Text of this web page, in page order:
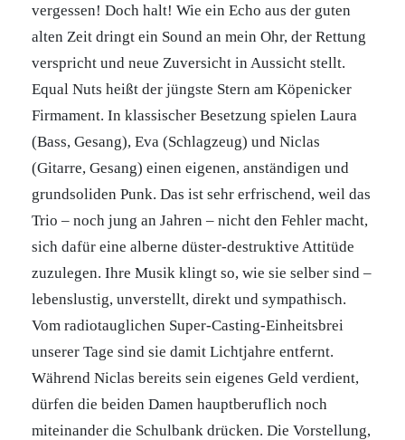
vergessen! Doch halt! Wie ein Echo aus der guten
alten Zeit dringt ein Sound an mein Ohr, der Rettung
verspricht und neue Zuversicht in Aussicht stellt.
Equal Nuts heißt der jüngste Stern am Köpenicker
Firmament. In klassischer Besetzung spielen Laura
(Bass, Gesang), Eva (Schlagzeug) und Niclas
(Gitarre, Gesang) einen eigenen, anständigen und
grundsoliden Punk. Das ist sehr erfrischend, weil das
Trio – noch jung an Jahren – nicht den Fehler macht,
sich dafür eine alberne düster-destruktive Attitüde
zuzulegen. Ihre Musik klingt so, wie sie selber sind –
lebenslustig, unverstellt, direkt und sympathisch.
Vom radiotauglichen Super-Casting-Einheitsbrei
unserer Tage sind sie damit Lichtjahre entfernt.
Während Niclas bereits sein eigenes Geld verdient,
dürfen die beiden Damen hauptberuflich noch
miteinander die Schulbank drücken. Die Vorstellung,